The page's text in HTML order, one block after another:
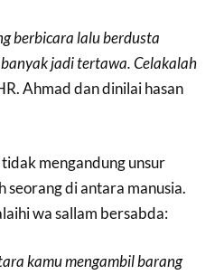
berbicara lalu berdusta
jadi tertawa. Celakalah
Ahmad dan dinilai hasan
mengandung unsur
seorang di antara manusia.
wa sallam bersabda:
kamu mengambil barang